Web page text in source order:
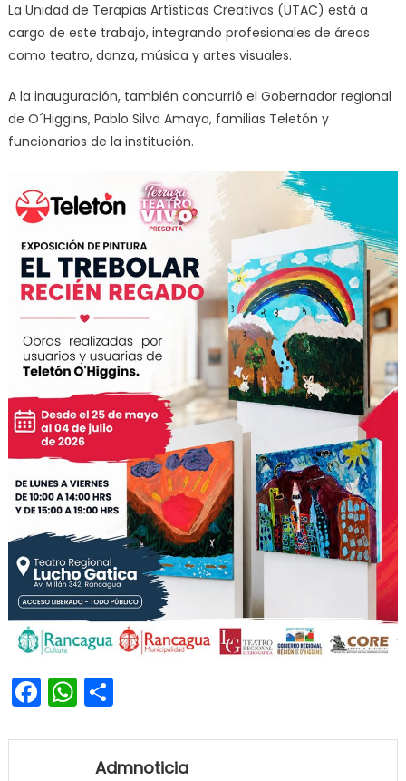
La Unidad de Terapias Artísticas Creativas (UTAC) está a
cargo de este trabajo, integrando profesionales de áreas
como teatro, danza, música y artes visuales.
A la inauguración, también concurrió el Gobernador regional
de O´Higgins, Pablo Silva Amaya, familias Teletón y
funcionarios de la institución.
Facebook
WhatsApp
Share
Admnoticia